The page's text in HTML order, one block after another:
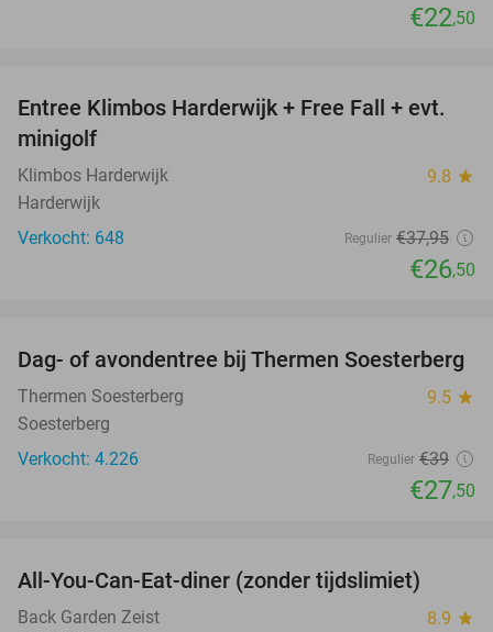
€22,50
30%
Entree Klimbos Harderwijk + Free Fall + evt.
minigolf
Klimbos Harderwijk 9.8 star
Harderwijk
Verkocht: 648
Regulier €37,95
€26,50
29%
Dag- of avondentree bij Thermen Soesterberg
Thermen Soesterberg 9.5 star
Soesterberg
Verkocht: 4.226
Regulier €39
€27,50
All-You-Can-Eat-diner (zonder tijdslimiet)
Back Garden Zeist 8.9 star